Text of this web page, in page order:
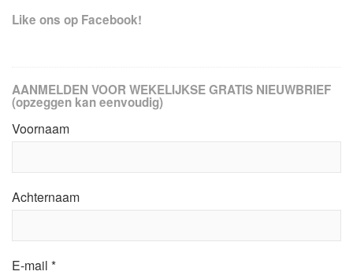
Like ons op Facebook!
AANMELDEN VOOR WEKELIJKSE GRATIS NIEUWBRIEF
(opzeggen kan eenvoudig)
Voornaam
Achternaam
E-mail *